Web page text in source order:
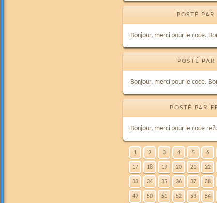
POSTÉ
Bonjour, merci pour le code.
POSTÉ
Bonjour, merci pour le code.
POSTÉ PAR
Bonjour, merci pour le code
1 2 3 4 5 6
17 18 19 20 21 22
33 34 35 36 37 38
49 50 51 52 53 54